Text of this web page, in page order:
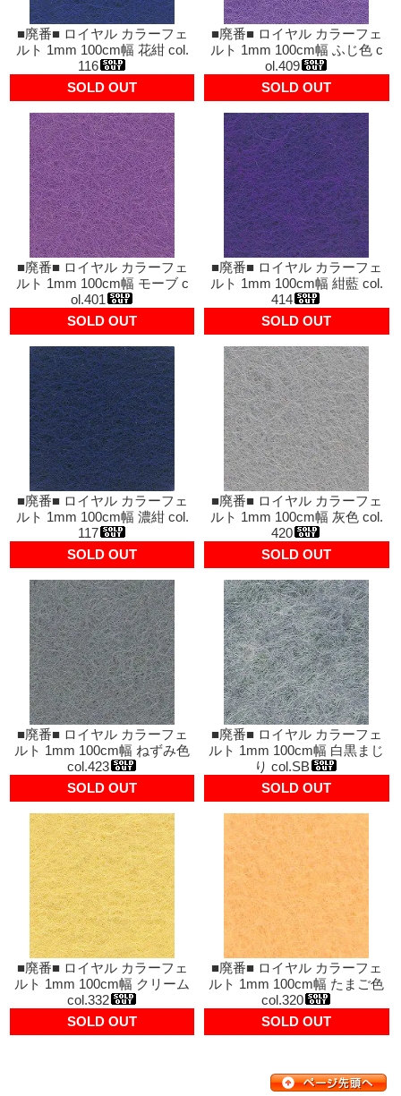
■廃番■ ロイヤル カラーフェ
ルト 1mm 100cm幅 花紺 col.
116
SOLD OUT
■廃番■ ロイヤル カラーフェ
ルト 1mm 100cm幅 ふじ色 c
ol.409
SOLD OUT
■廃番■ ロイヤル カラーフェ
ルト 1mm 100cm幅 モーブ c
ol.401
SOLD OUT
■廃番■ ロイヤル カラーフェ
ルト 1mm 100cm幅 紺藍 col.
414
SOLD OUT
■廃番■ ロイヤル カラーフェ
ルト 1mm 100cm幅 濃紺 col.
117
SOLD OUT
■廃番■ ロイヤル カラーフェ
ルト 1mm 100cm幅 灰色 col.
420
SOLD OUT
■廃番■ ロイヤル カラーフェ
ルト 1mm 100cm幅 ねずみ色
col.423
SOLD OUT
■廃番■ ロイヤル カラーフェ
ルト 1mm 100cm幅 白黒まじ
り col.SB
SOLD OUT
■廃番■ ロイヤル カラーフェ
ルト 1mm 100cm幅 クリーム
col.332
SOLD OUT
■廃番■ ロイヤル カラーフェ
ルト 1mm 100cm幅 たまご色
col.320
SOLD OUT